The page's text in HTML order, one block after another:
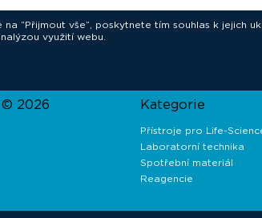
na “Přijmout vše”, poskytnete tím souhlas k jejich
využití webu.
2026 Kategorie
Přístroje pro Life-
Laboratorní technika
Spotřební materiál
Reagencie